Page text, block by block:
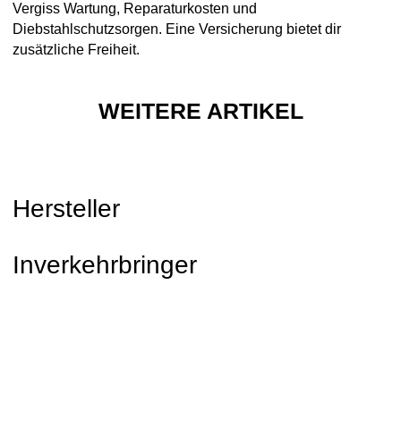
Vergiss Wartung, Reparaturkosten und
Diebstahlschutzsorgen. Eine Versicherung bietet dir
zusätzliche Freiheit.
WEITERE ARTIKEL
Hersteller
Inverkehrbringer